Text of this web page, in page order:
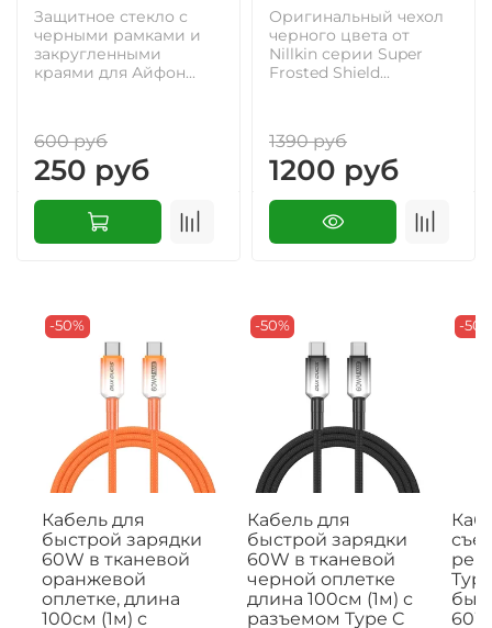
Защитное стекло с
черными рамками и
закругленными
краями для Айфон...
600 руб
250 руб
Оригинальный чехол
черного цвета от
Nillkin серии Super
Frosted Shield...
1390 руб
1200 руб
-50%
Кабель для
быстрой зарядки
60W в тканевой
оранжевой
оплетке, длина
100см (1м) с
-50%
Кабель для
быстрой зарядки
60W в тканевой
черной оплетке
длина 100см (1м) с
разъемом Type C
-